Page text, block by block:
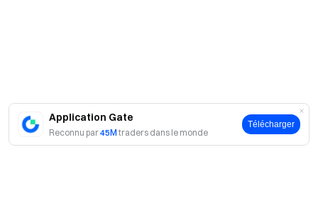
Application Gate
Reconnu par45M traders dans le monde
Télécharger